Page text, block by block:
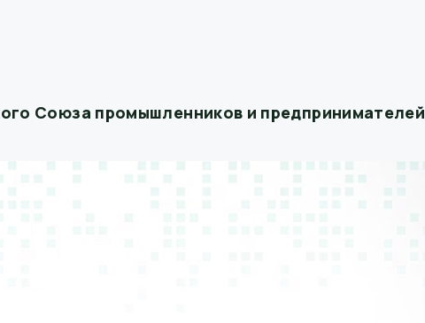
Союза промышленников и предпринимателей